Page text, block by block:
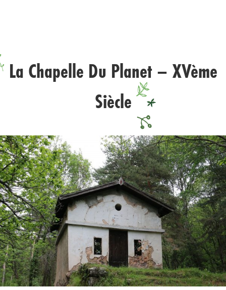
La Chapelle Du Planet – XVème
Siècle